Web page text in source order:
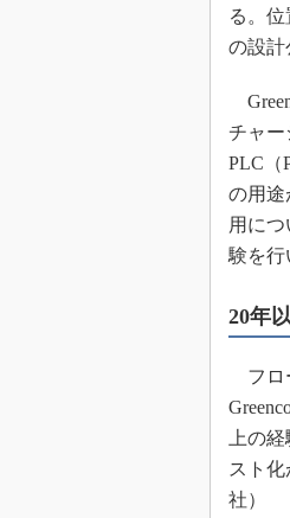
る。
の設計
チャー
PLC（
の用途
用に
験を行
20年
フロ
上の
スト
社）